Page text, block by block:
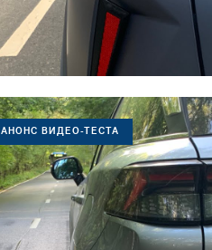
АНОНС ВИДЕО-ТЕСТА